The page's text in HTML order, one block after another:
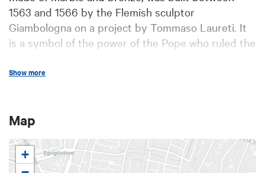
1563 and 1566 by the Flemish sculptor
Giambologna on a project by Tommaso Laureti. It
is a symbol of the power of the Pope who ruled the
the statue, in fact, lie four little angels,
the time.
Show more
Map
+